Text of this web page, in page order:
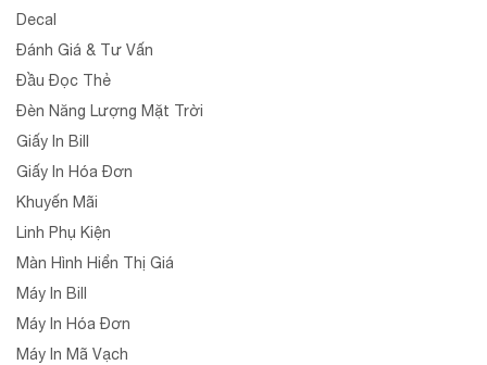
Decal
Đánh Giá & Tư Vấn
Đầu Đọc Thẻ
Đèn Năng Lượng Mặt Trời
Giấy In Bill
Giấy In Hóa Đơn
Khuyến Mãi
Linh Phụ Kiện
Màn Hình Hiển Thị Giá
Máy In Bill
Máy In Hóa Đơn
Máy In Mã Vạch